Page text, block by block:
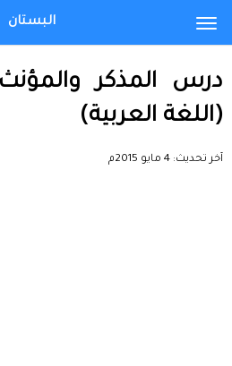
درس المذكر والمؤنث
(اللغة العربية)
آخر تحديث: 4 مايو 2015م
البستان